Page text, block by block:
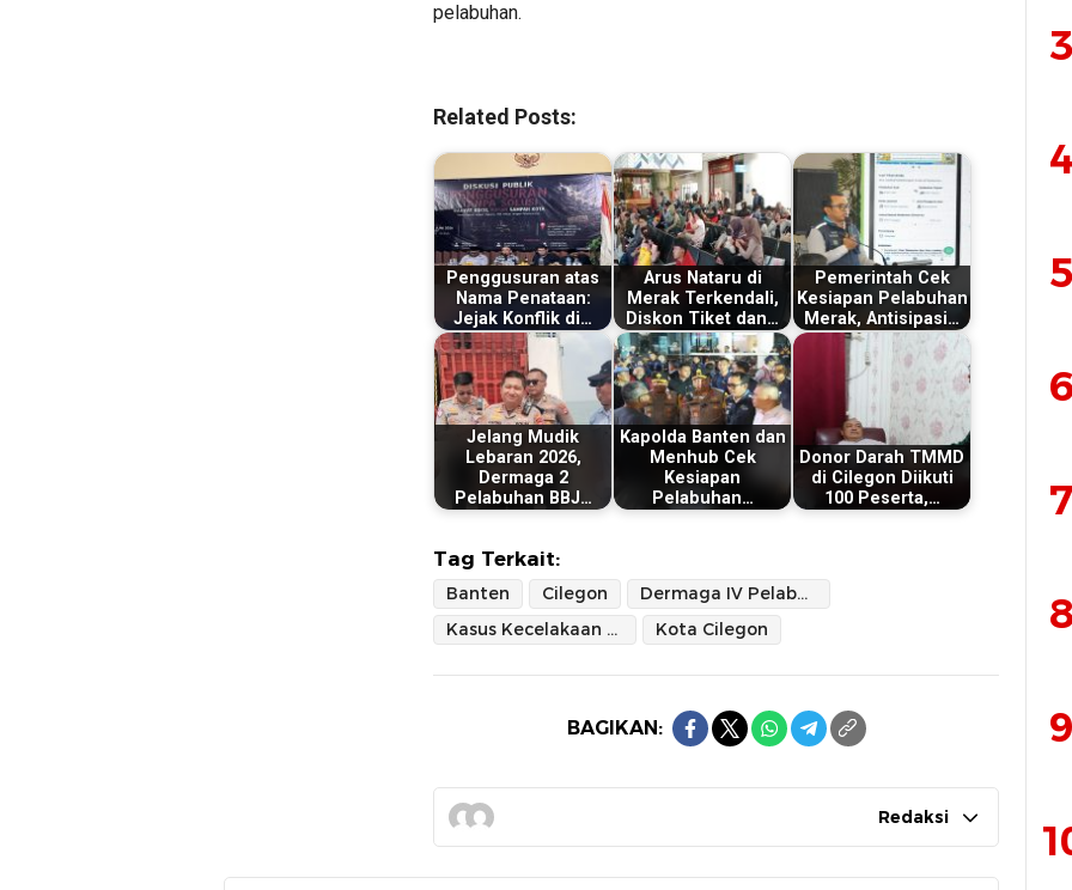
pelabuhan.
Related Posts:
Penggusuran atas
Nama Penataan:
Jejak Konflik di…
Arus Nataru di
Merak Terkendali,
Diskon Tiket dan…
Pemerintah Cek
Kesiapan Pelabuhan
Merak, Antisipasi…
Jelang Mudik
Lebaran 2026,
Dermaga 2
Pelabuhan BBJ…
Kapolda Banten dan
Menhub Cek
Kesiapan
Pelabuhan…
Donor Darah TMMD
di Cilegon Diikuti
100 Peserta,…
Tag Terkait:
Banten Cilegon
Dermaga IV Pelabuhan Merak
Kasus Kecelakaan Kerja
Kota Cilegon
BAGIKAN:
Redaksi
3
4
5
6
7
8
9